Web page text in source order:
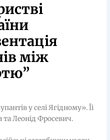
між
у селі Ягідному». Їі
та Леонід Фросевич.